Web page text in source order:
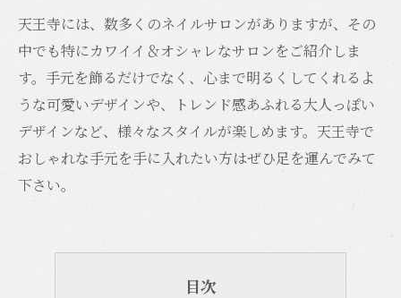
天王寺には、数多くのネイルサロンがありますが、その
中でも特にカワイイ＆オシャレなサロンをご紹介しま
す。手元を飾るだけでなく、心まで明るくしてくれるよ
うな可愛いデザインや、トレンド感あふれる大人っぽい
デザインなど、様々なスタイルが楽しめます。天王寺で
おしゃれな手元を手に入れたい方はぜひ足を運んでみて
下さい。
目次